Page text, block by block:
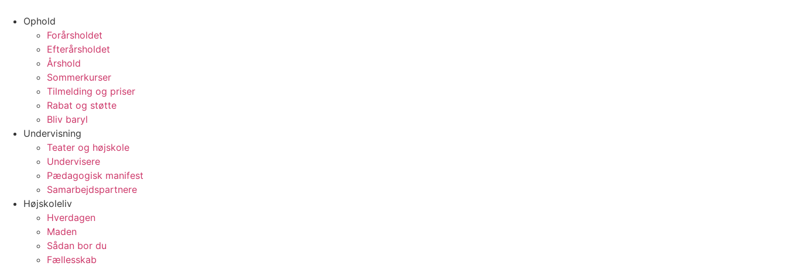
Ophold
Forårsholdet
Efterårsholdet
Årshold
Sommerkurser
Tilmelding og priser
Rabat og støtte
Bliv baryl
Undervisning
Teater og højskole
Undervisere
Pædagogisk manifest
Samarbejdspartnere
Højskoleliv
Hverdagen
Maden
Sådan bor du
Fællesskab